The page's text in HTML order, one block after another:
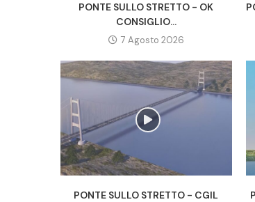
PONTE SULLO STRETTO - OK
CONSIGLIO...
7 Agosto 2026
PONTE SULLO STRETTO - CGIL